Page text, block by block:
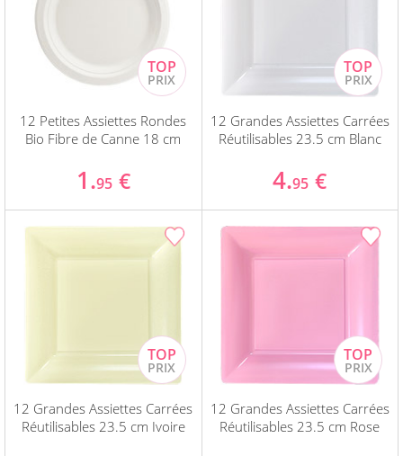
12 Petites Assiettes Rondes
Bio Fibre de Canne 18 cm
1.95 €
12 Grandes Assiettes Carrées
Réutilisables 23.5 cm Blanc
4.95 €
12 Grandes Assiettes Carrées
Réutilisables 23.5 cm Ivoire
12 Grandes Assiettes Carrées
Réutilisables 23.5 cm Rose